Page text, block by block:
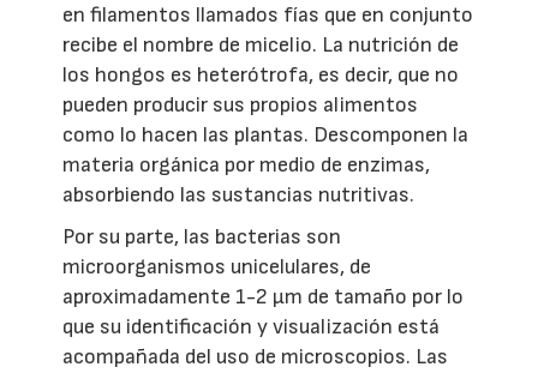
en filamentos llamados fías que en conjunto
recibe el nombre de micelio. La nutrición de
los hongos es heterótrofa, es decir, que no
pueden producir sus propios alimentos
como lo hacen las plantas. Descomponen la
materia orgánica por medio de enzimas,
absorbiendo las sustancias nutritivas.
Por su parte, las bacterias son
microorganismos unicelulares, de
aproximadamente 1-2 µm de tamaño por lo
que su identificación y visualización está
acompañada del uso de microscopios. Las